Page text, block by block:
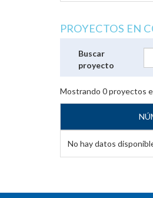
PROYECTOS EN
Buscar
proyecto
Mostrando 0proyectos
No hay datos